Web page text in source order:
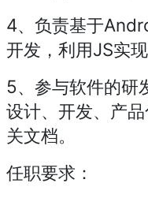
4、负责基于
开发，利用JS实
5、参与软件的研
设计、开发、产
关文档。
任职要求：